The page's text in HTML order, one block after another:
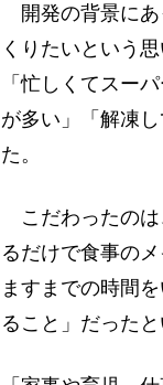
開発の背景にあ
くりたいという
「忙しくてスー
が多い」「解凍
た。
こだわったのは
るだけで食事の
ますまでの時間
ること」だったと